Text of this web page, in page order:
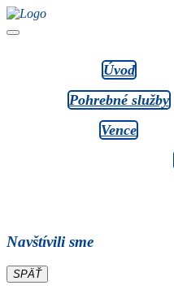
Úvod
Pohrebné služby
Vence
Navštívili sme
SPÄŤ